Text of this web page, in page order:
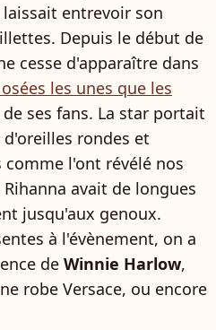
entrevoir son
Depuis le début de
cesse d'apparaître dans
les unes que les
ses fans. La star portait
rondes et
l'ont révélé nos
Rihanna avait de longues
jusqu'aux genoux.
à l'évènement, on a
de Winnie Harlow,
robe Versace, ou encore